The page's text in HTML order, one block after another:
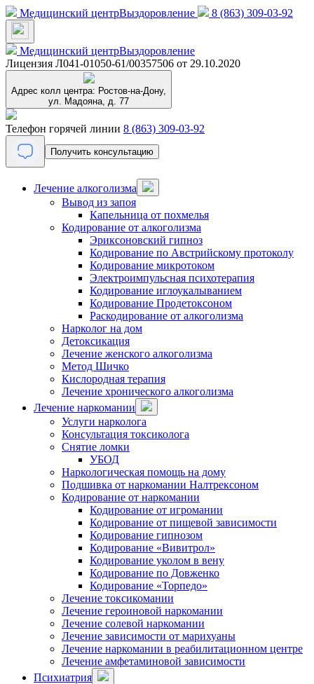
Медицинский центрВыздоровление 8 (863) 309-03-92
Медицинский центрВыздоровление
Лицензия Л041-01050-61/00357506 от 29.10.2020
Адрес колл центра: Ростов-на-Дону,
ул. Мадояна, д. 77
Телефон горячей линии 8 (863) 309-03-92
Получить консультацию
Лечение алкоголизма
Вывод из запоя
Капельница от похмелья
Кодирование от алкоголизма
Эриксоновский гипноз
Кодирование по Австрийскому протоколу
Кодирование микротоком
Электроимпульсная психотерапия
Кодирование иглоукалыванием
Кодирование Продетоксоном
Раскодирование от алкоголизма
Нарколог на дом
Детоксикация
Лечение женского алкоголизма
Метод Шичко
Кислородная терапия
Лечение хронического алкоголизма
Лечение наркомании
Услуги нарколога
Консультация токсиколога
Снятие ломки
УБОД
Наркологическая помощь на дому
Подшивка от наркомании Налтрексоном
Кодирование от наркомании
Кодирование от игромании
Кодирование от пищевой зависимости
Кодирование гипнозом
Кодирование «Вивитрол»
Кодирование уколом в вену
Кодирование по Довженко
Кодирование «Торпедо»
Лечение токсикомании
Лечение героиновой наркомании
Лечение солевой наркомании
Лечение зависимости от марихуаны
Лечение наркомании в реабилитационном центре
Лечение амфетаминовой зависимости
Психиатрия